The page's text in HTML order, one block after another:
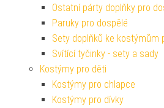
Ostatní párty doplňky pro
Paruky pro dospělé
Sety doplňků ke kostýmům
Svítící tyčinky - sety a sady
Kostýmy pro děti
Kostýmy pro chlapce
Kostýmy pro dívky